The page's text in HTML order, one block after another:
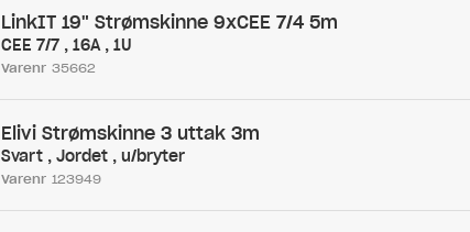
LinkIT 19" Strømskinne 9xCEE 7/4 5m
CEE 7/7 , 16A , 1U
Varenr 35662
Elivi Strømskinne 3 uttak 3m
Svart , Jordet , u/bryter
Varenr 123949